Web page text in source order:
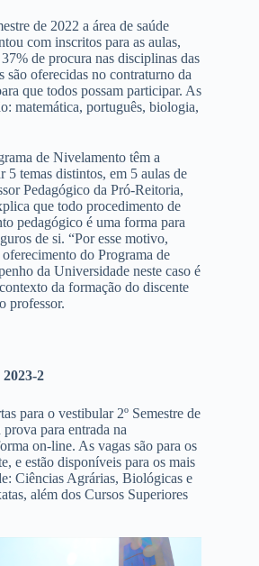
de 2022 a área de saúde
com inscritos para as aulas,
de procura nas disciplinas das
são oferecidas no contraturno da
que todos possam participar. As
matemática, português, biologia,
de Nivelamento têm a
5 temas distintos, em 5 aulas de
Pedagógico da Pró-Reitoria,
que todo procedimento de
pedagógico é uma forma para
de si. “Por esse motivo,
do Programa de
da Universidade neste caso é
da formação do discente
professor.
2
para o vestibular 2º Semestre de
para entrada na
on-line. As vagas são para os
e estão disponíveis para os mais
Ciências Agrárias, Biológicas e
além dos Cursos Superiores